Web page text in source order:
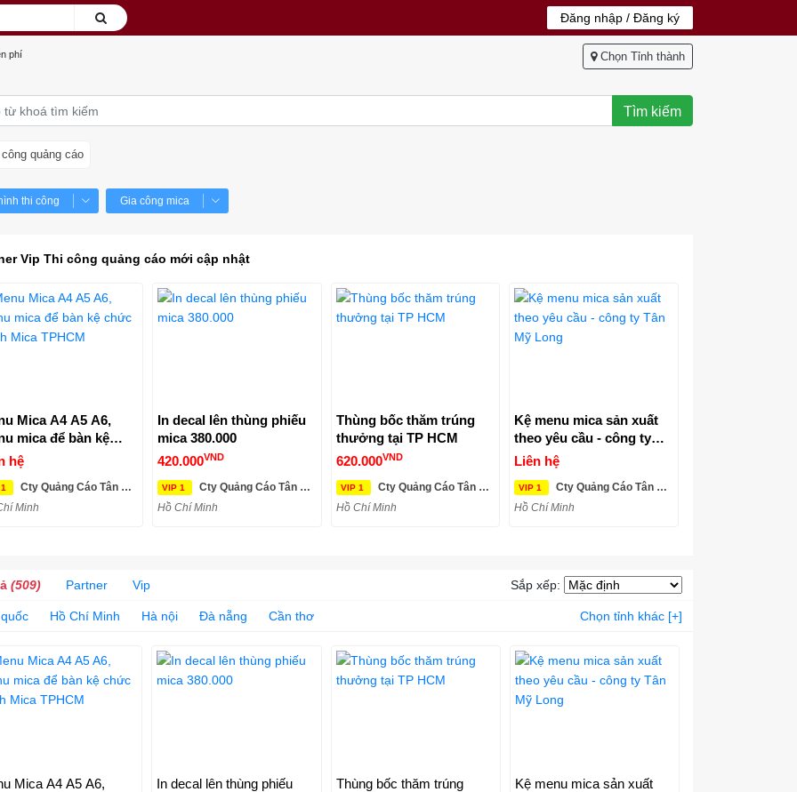
Đăng nhập / Đăng ký
phí Chọn Tỉnh thành
Tìm kiếm
quảng cáo
thi công Gia công mica
Vip Thi công quảng cáo mới cập nhật
Mica A4 A5 A6,
mica để bàn kệ
danh Mica TPHCM
hệ
Cty Quảng Cáo Tân Mỹ Long
Minh
In decal lên thùng phiếu
mica 380.000
420.000VND
VIP 1
Cty Quảng Cáo Tân Mỹ Long
Hồ Chí Minh
Thùng bốc thăm trúng
thưởng tại TP HCM
620.000VND
VIP 1
Cty Quảng Cáo Tân Mỹ Long
Hồ Chí Minh
Kệ menu mica sản xuất
theo yêu cầu - công ty
Tân Mỹ Long
Liên hệ
VIP 1
Cty Quảng Cáo Tân Mỹ Long
Hồ Chí Minh
(509) Partner Vip Sắp xếp:
Hồ Chí Minh Hà nội Đà nẵng Cần thơ Chọn tỉnh khác [+]
Mica A4 A5 A6,
In decal lên thùng phiếu
Thùng bốc thăm trúng
Kệ menu mica sản xuất